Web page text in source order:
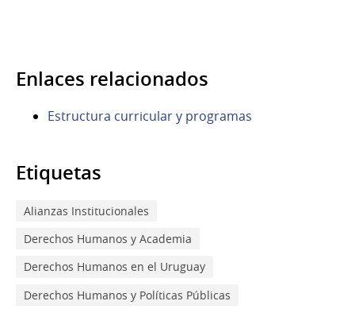
Enlaces relacionados
Estructura curricular y programas
Etiquetas
Alianzas Institucionales
Derechos Humanos y Academia
Derechos Humanos en el Uruguay
Derechos Humanos y Políticas Públicas